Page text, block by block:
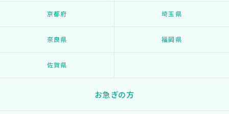
京都府 埼玉県
奈良県 福岡県
佐賀県
お急ぎの方